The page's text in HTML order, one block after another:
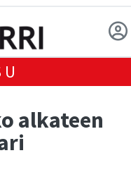
alkateen